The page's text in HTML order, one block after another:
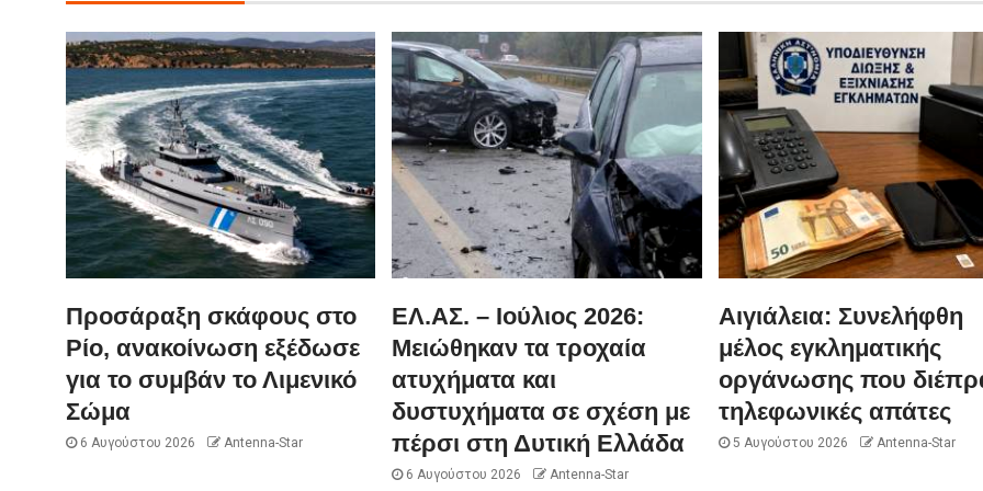
Προσάραξη σκάφους στο
Ρίο, ανακοίνωση εξέδωσε
για το συμβάν το Λιμενικό
Σώμα
6 Αυγούστου 2026 Antenna-Star
ΕΛ.ΑΣ. – Ιούλιος 2026:
Μειώθηκαν τα τροχαία
ατυχήματα και
δυστυχήματα σε σχέση με
πέρσι στη Δυτική Ελλάδα
6 Αυγούστου 2026 Antenna-Star
Αιγιάλεια: Συνελήφθη
μέλος εγκληματικής
οργάνωσης που
τηλεφωνικές απάτες
5 Αυγούστου 2026 Antenna-Star